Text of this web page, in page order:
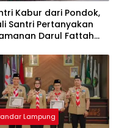
Kabur dari Pondok,
Santri Pertanyakan
Darul Fattah
Lampung